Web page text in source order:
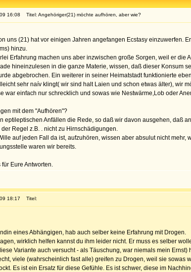
16:08 Titel: Angehöriger(21) möchte aufhören, aber wie?
uns (21) hat vor einigen Jahren angefangen Ecstasy einzuwerfen.
hinzu.
Erfahrung machen uns aber inzwischen große Sorgen, weil er
hineinzulesen in die ganze Materie, wissen, daß dieser Konsum
abgebrochen. Ein weiterer in seiner Heimatstadt funktionierte
sehr naív klingt( wir sind halt Laien und schon etwas älter), wir
war einfach nur schrecklich und sowas wie Nestwärme,Lob oder
mit dem "Aufhören"?
eptileptischen Anfällen die Rede, so daß wir davon ausgehen,
Regel z.B. . nicht zu Hirnschädigungen.
auf jeden Fall da ist, aufzuhören, wissen aber absulut nicht mehr,
waren wir bereits.
Eure Antworten.
18:17 Titel:
eines Abhängigen, hab auch selber keine Erfahrung mit Drogen.
wirklich helfen kannst du ihm leider nicht. Er muss es selber
Variante auch versucht - als Täuschung, war niemals mein Ernst)
viele (wahrscheinlich fast alle) greifen zu Drogen, weil sie
Es ist ein Ersatz für diese Gefühle. Es ist schwer, diese im